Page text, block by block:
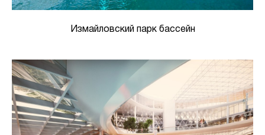
Измайловский парк бассейн